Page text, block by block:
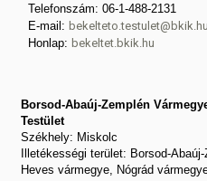
Telefonszám: 06-1-488-2131
E-mail: bekelteto.testulet@bkik.hu
Honlap: bekeltet.bkik.hu
Borsod-Abaúj-Zemplén
Testület
Székhely: Miskolc
Illetékességi terület: Borsod-
Heves vármegye, Nógrád